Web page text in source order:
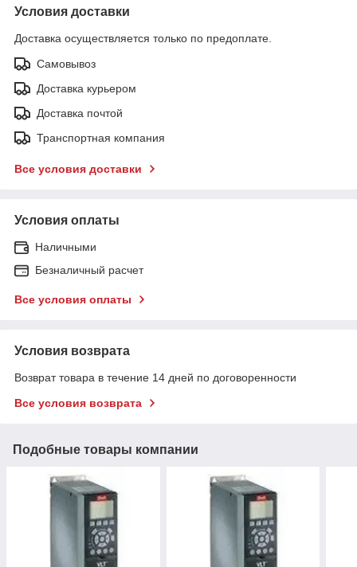
Условия доставки
Доставка осуществляется только по предоплате.
Самовывоз
Доставка курьером
Доставка почтой
Транспортная компания
Все условия доставки
Условия оплаты
Наличными
Безналичный расчет
Все условия оплаты
Условия возврата
Возврат товара в течение 14 дней по договоренности
Все условия возврата
Подобные товары компании